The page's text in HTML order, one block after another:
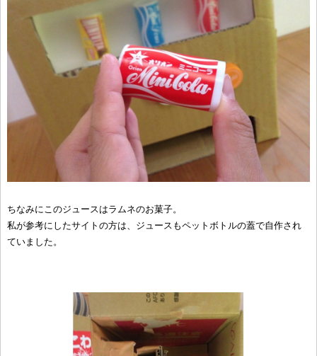
ちなみにこのジュースはラムネのお菓子。
私が参考にしたサイトの方は、ジュースもペットボトルの蓋で自作され
ていました。